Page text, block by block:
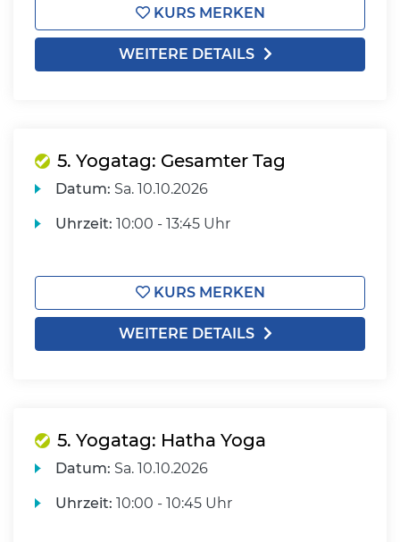
KURS MERKEN
WEITERE DETAILS
5. Yogatag: Gesamter Tag
Datum: Sa. 10.10.2026
Uhrzeit: 10:00 - 13:45 Uhr
KURS MERKEN
WEITERE DETAILS
5. Yogatag: Hatha Yoga
Datum: Sa. 10.10.2026
Uhrzeit: 10:00 - 10:45 Uhr